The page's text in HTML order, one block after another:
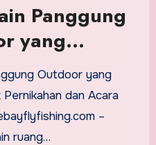
Panggung
yang
untuk
dan Acara
dan Acara
–
ruang…